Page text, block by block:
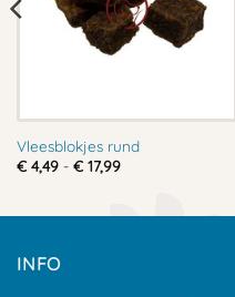
Vleesblokjes rund
€4,49 - €17,99Prijsklasse:
INFO